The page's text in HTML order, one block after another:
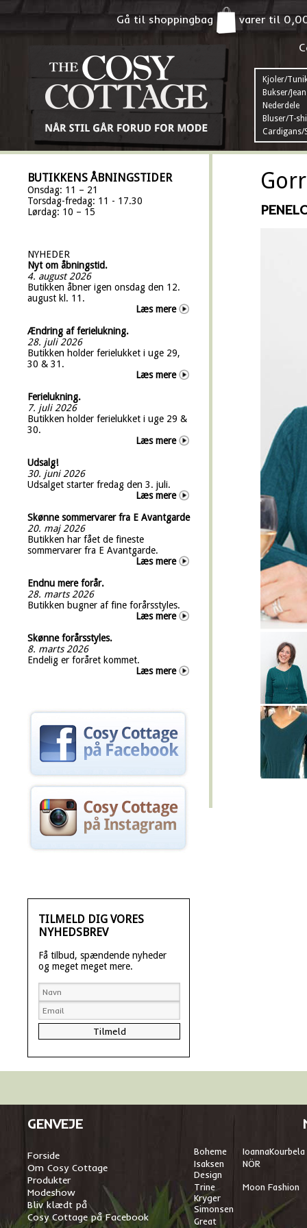
Gå til shoppingbag varer til
Kjoler/
Bukser/
Nederdele
Bluser/T-
Cardigans/
BUTIKKENS ÅBNINGSTIDER
Onsdag: 11 – 21
Torsdag-fredag: 11 - 17.30
Lørdag: 10 – 15
NYHEDER
Nyt om åbningstid.
4. august 2026
Butikken åbner igen onsdag den 12.
august kl. 11.
Læs mere
Ændring af ferielukning.
28. juli 2026
Butikken holder ferielukket i uge 29,
30 & 31.
Læs mere
Ferielukning.
7. juli 2026
Butikken holder ferielukket i uge 29 &
30.
Læs mere
Udsalg!
30. juni 2026
Udsalget starter fredag den 3. juli.
Læs mere
Skønne sommervarer fra E Avantgarde
20. maj 2026
Butikken har fået de fineste
sommervarer fra E Avantgarde.
Læs mere
Endnu mere forår.
28. marts 2026
Butikken bugner af fine forårsstyles.
Læs mere
Skønne forårsstyles.
8. marts 2026
Endelig er foråret kommet.
Læs mere
TILMELD DIG VORES
NYHEDSBREV
Få tilbud, spændende nyheder
og meget meget mere.
GENVEJE
Forside
Om Cosy Cottage
Produkter
Modeshow
Bliv klædt på
Cosy Cottage på Facebook
Boheme IoannaKourbela
Isaksen
Design
NÖR
Trine
Kryger
Simonsen
Moon Fashion
Great